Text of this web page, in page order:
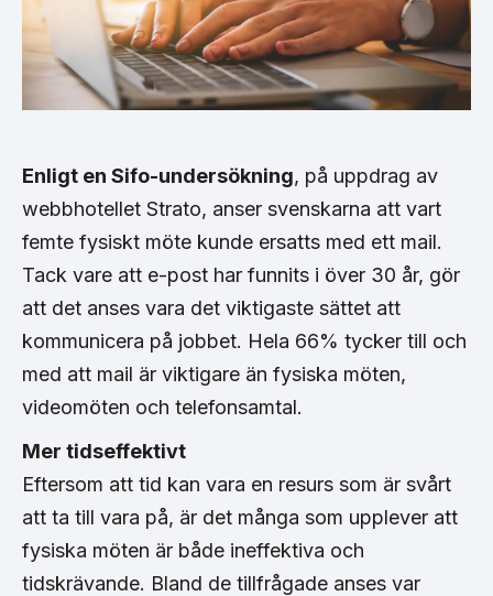
Enligt en Sifo-undersökning, på uppdrag av
webbhotellet Strato, anser svenskarna att vart
femte fysiskt möte kunde ersatts med ett mail.
Tack vare att e-post har funnits i över 30 år, gör
att det anses vara det viktigaste sättet att
kommunicera på jobbet. Hela 66% tycker till och
med att mail är viktigare än fysiska möten,
videomöten och telefonsamtal.
Mer tidseffektivt
Eftersom att tid kan vara en resurs som är svårt
att ta till vara på, är det många som upplever att
fysiska möten är både ineffektiva och
tidskrävande. Bland de tillfrågade anses var